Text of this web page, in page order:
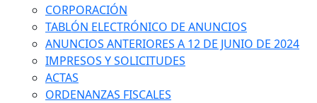
CORPORACIÓN
TABLÓN ELECTRÓNICO DE ANUNCIOS
ANUNCIOS ANTERIORES A 12 DE JUNIO DE 2024
IMPRESOS Y SOLICITUDES
ACTAS
ORDENANZAS FISCALES